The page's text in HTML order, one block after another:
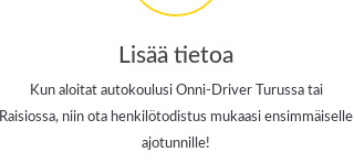
Lisää tietoa
Kun aloitat autokoulusi Onni-Driver Turussa tai
Raisiossa, niin ota henkilötodistus mukaasi ensimmäiselle
ajotunnille!